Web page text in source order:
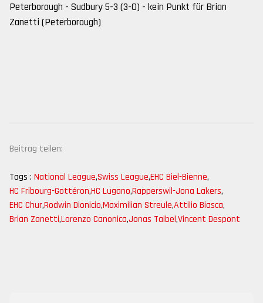
Peterborough - Sudbury 5-3 (3-0) - kein Punkt für Brian
Zanetti (Peterborough)
Beitrag teilen:
Tags : National League,Swiss League,EHC Biel-Bienne,
HC Fribourg-Gottéron,HC Lugano,Rapperswil-Jona Lakers,
EHC Chur,Rodwin Dionicio,Maximilian Streule,Attilio Biasca,
Brian Zanetti,Lorenzo Canonica,Jonas Taibel,Vincent Despont